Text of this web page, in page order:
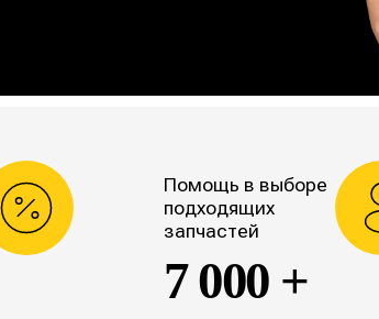
Помощь в выборе
подходящих
запчастей
7 000 +